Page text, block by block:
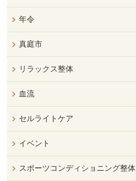
年令
真庭市
リラックス整体
血流
セルライトケア
イベント
スポーツコンディショニング整体